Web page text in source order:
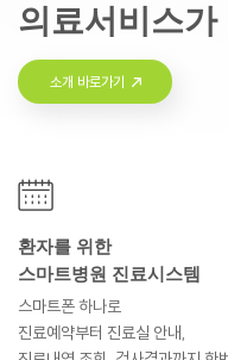
의료서비스
소개 바로가기
환자를 위한
스마트병원 진료시스템
스마트폰 하나로
진료예약부터 진료실 안내,